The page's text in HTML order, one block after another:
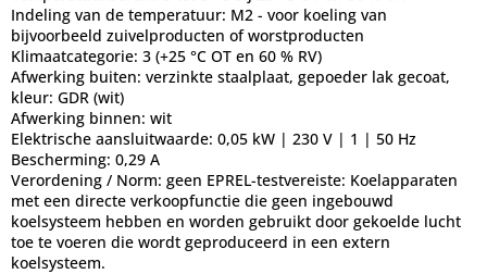
Indeling van de temperatuur: M2 - voor koeling van
bijvoorbeeld zuivelproducten of worstproducten
Klimaatcategorie: 3 (+25 °C OT en 60 % RV)
Afwerking buiten: verzinkte staalplaat, gepoeder lak gecoat,
kleur: GDR (wit)
Afwerking binnen: wit
Elektrische aansluitwaarde: 0,05 kW | 230 V | 1 | 50 Hz
Bescherming: 0,29 A
Verordening / Norm: geen EPREL-testvereiste: Koelapparaten
met een directe verkoopfunctie die geen ingebouwd
koelsysteem hebben en worden gebruikt door gekoelde lucht
toe te voeren die wordt geproduceerd in een extern
koelsysteem.